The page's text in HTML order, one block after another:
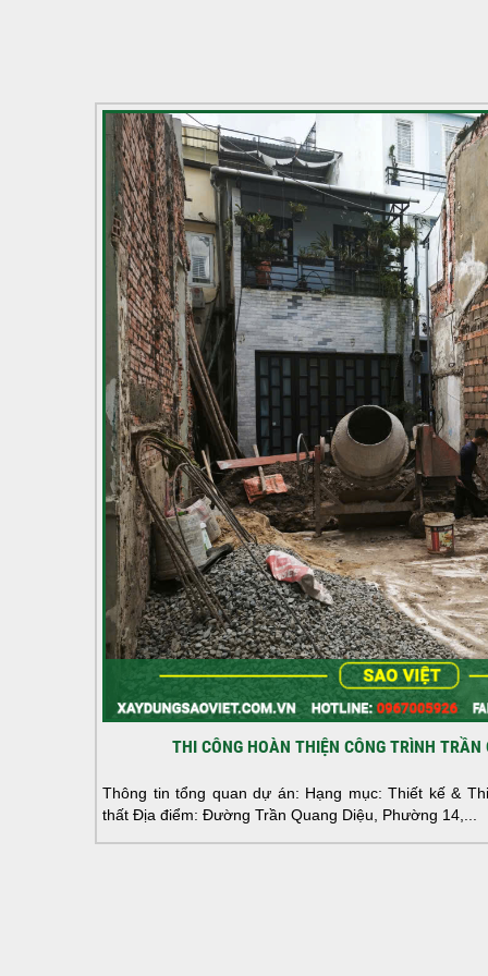
THI CÔNG HOÀN THIỆN CÔNG TRÌNH TRẦN
Thông tin tổng quan dự án: Hạng mục: Thiết kế &
thất Địa điểm: Đường Trần Quang Diệu, Phường 14,...